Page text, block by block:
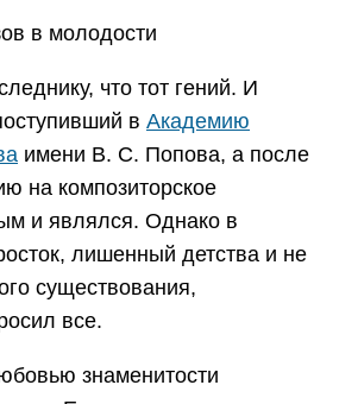
в молодости
что тот гений. И
в Академию
имени В. С. Попова, а после
на композиторское
и являлся. Однако в
лишенный детства и не
существования,
все.
знаменитости